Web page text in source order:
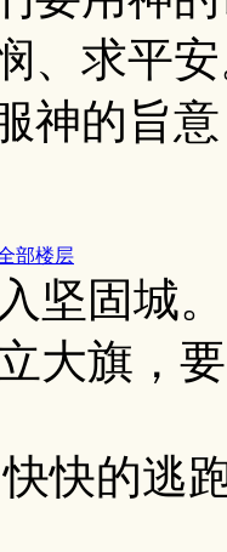
、求平
神的旨
部楼层
坚固城。
大旗，
快的逃